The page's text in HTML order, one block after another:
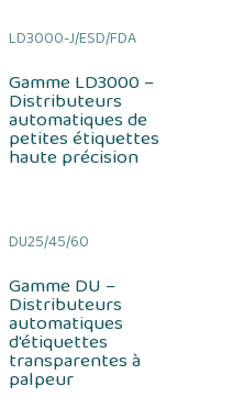
LD3000-J/ESD/FDA
Gamme LD3000 –
Distributeurs
automatiques de
petites étiquettes
haute précision
DU25/45/60
Gamme DU –
Distributeurs
automatiques
d'étiquettes
transparentes à
palpeur